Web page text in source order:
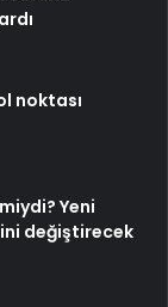
noktası
Yeni
değiştirecek